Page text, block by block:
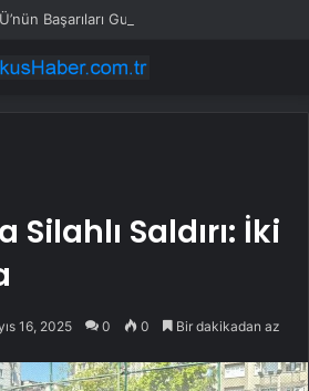
Başarıları Gurur Verici
Silahlı Saldırı: İki
16, 2025 0 0 Bir dakikadan az